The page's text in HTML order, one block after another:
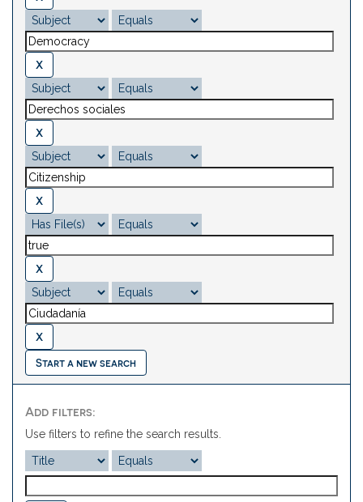
Start a new search
Add filters:
Use filters to refine the search results.